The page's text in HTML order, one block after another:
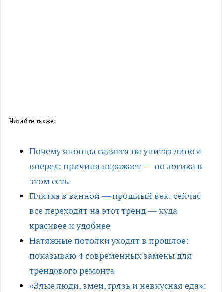
Читайте также:
Почему японцы садятся на унитаз лицом
вперед: причина поражает — но логика в
этом есть
Плитка в ванной — прошлый век: сейчас
все переходят на этот тренд — куда
красивее и удобнее
Натяжные потолки уходят в прошлое:
показываю 4 современных замены для
трендового ремонта
«Злые люди, змеи, грязь и невкусная еда»: